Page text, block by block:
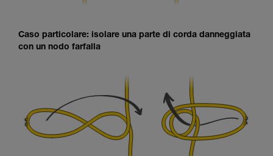
Caso particolare: isolare una parte di corda danneggiata
con un nodo farfalla